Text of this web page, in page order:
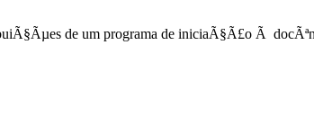
de um programa de iniciaÃ§Ã£o Ã